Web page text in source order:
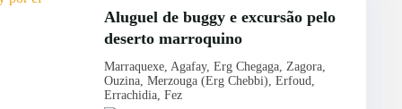
Aluguel de buggy e excursão pelo
deserto marroquino
Marraquexe, Agafay, Erg Chegaga, Zagora,
Ouzina, Merzouga (Erg Chebbi), Erfoud,
Errachidia, Fez